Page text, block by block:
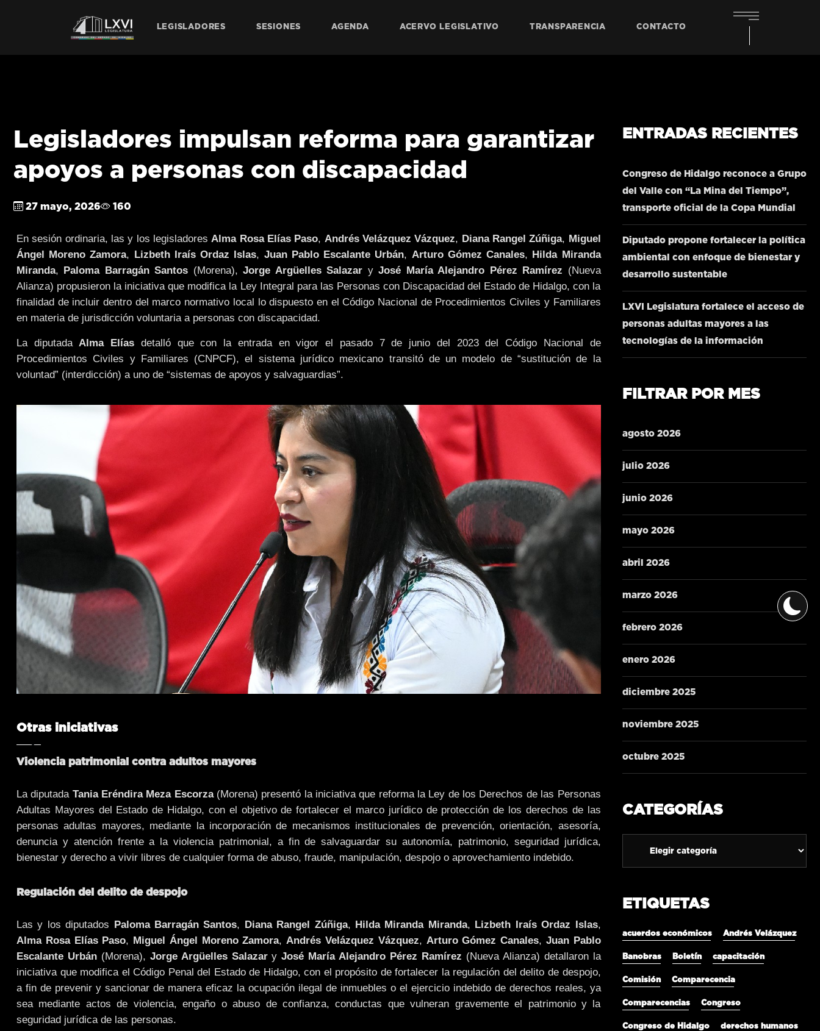
LEGISLADORES SESIONES AGENDA ACERVO LEGISLATIVO TRANSPARENCIA CONTACTO
Legisladores impulsan reforma para garantizar
apoyos a personas con discapacidad
27 mayo, 2026 160
En sesión ordinaria, las y los legisladoresAlma Rosa Elías Paso, Andrés Velázquez Vázquez, Diana Rangel Zúñiga, Miguel
Ángel Moreno Zamora, Lizbeth Iraís Ordaz Islas, Juan Pablo Escalante Urbán, Arturo Gómez Canales, Hilda Miranda
Miranda, Paloma Barragán Santos (Morena),Jorge Argüelles Salazar yJosé María Alejandro Pérez Ramírez (Nueva
Alianza) propusieron la iniciativa que modifica la Ley Integral para las Personas con Discapacidad del Estado de Hidalgo, con la
finalidad de incluir dentro del marco normativo local lo dispuesto en el Código Nacional de Procedimientos Civiles y Familiares
en materia de jurisdicción voluntaria a personas con discapacidad.
La diputadaAlma Elías detalló que con la entrada en vigor el pasado 7 de junio del 2023 del Código Nacional de
Procedimientos Civiles y Familiares (CNPCF), el sistema jurídico mexicano transitó de un modelo de “sustitución de la
voluntad” (interdicción) a uno de “sistemas de apoyos y salvaguardias”.
Otras iniciativas
Violencia patrimonial contra adultos mayores
La diputada Tania Eréndira Meza Escorza(Morena) presentó la iniciativa que reforma la Ley de los Derechos de las Personas
Adultas Mayores del Estado de Hidalgo, con el objetivo de fortalecer el marco jurídico de protección de los derechos de las
personas adultas mayores, mediante la incorporación de mecanismos institucionales de prevención, orientación, asesoría,
denuncia y atención frente a la violencia patrimonial, a fin de salvaguardar su autonomía, patrimonio, seguridad jurídica,
bienestar y derecho a vivir libres de cualquier forma de abuso, fraude, manipulación, despojo o aprovechamiento indebido.
Regulación del delito de despojo
Las y los diputados Paloma Barragán Santos, Diana Rangel Zúñiga, Hilda Miranda Miranda, Lizbeth Iraís Ordaz Islas,
Alma Rosa Elías Paso, Miguel Ángel Moreno Zamora,Andrés Velázquez Vázquez, Arturo Gómez Canales, Juan Pablo
Escalante Urbán(Morena), Jorge Argüelles SalazaryJosé María Alejandro Pérez Ramírez (Nueva Alianza) detallaron la
iniciativa que modifica el Código Penal del Estado de Hidalgo, con el propósito de fortalecer la regulación del delito de despojo,
a fin de prevenir y sancionar de manera eficaz la ocupación ilegal de inmuebles o el ejercicio indebido de derechos reales, ya
sea mediante actos de violencia, engaño o abuso de confianza, conductas que vulneran gravemente el patrimonio y la
seguridad jurídica de las personas.
ENTRADAS RECIENTES
Congreso de Hidalgo reconoce a Grupo
del Valle con “La Mina del Tiempo”,
transporte oficial de la Copa Mundial
Diputado propone fortalecer la política
ambiental con enfoque de bienestar y
desarrollo sustentable
LXVI Legislatura fortalece el acceso de
personas adultas mayores a las
tecnologías de la información
FILTRAR POR MES
agosto 2026
julio 2026
junio 2026
mayo 2026
abril 2026
marzo 2026
febrero 2026
enero 2026
diciembre 2025
noviembre 2025
octubre 2025
CATEGORÍAS
ETIQUETAS
acuerdos económicos Andrés Velázquez
Banobras Boletín capacitación
Comisión Comparecencia
Comparecencias Congreso
Congreso de Hidalgo derechos humanos